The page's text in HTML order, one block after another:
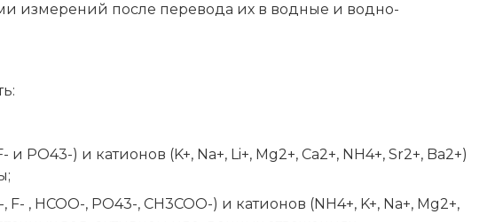
измерений после перевода их в водные и водно-
PO43-) и катионов (K+, Na+, Li+, Mg2+, Ca2+, NH4+, Sr2+, Ba2+)
, HCOO-, PO43-, CH3COO-) и катионов (NH4+, K+, Na+, Mg2+,